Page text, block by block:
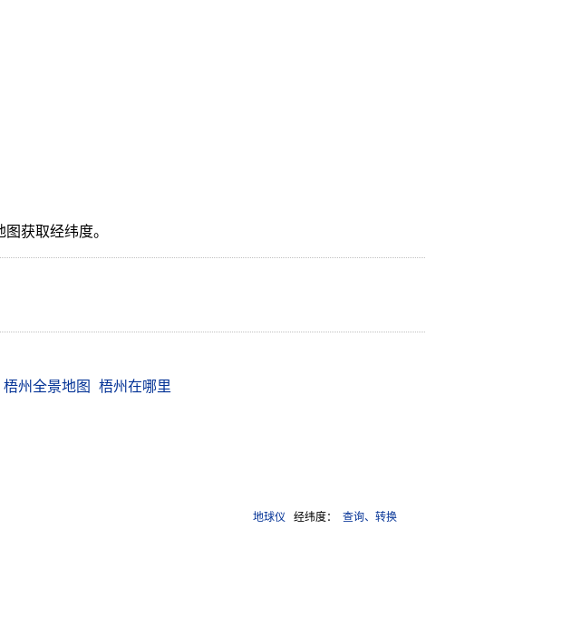
地球仪 经纬度： 查询、转换
获取经纬度。
梧州全景地图 梧州在哪里